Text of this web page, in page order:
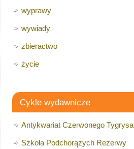
wyprawy
wywiady
zbieractwo
życie
Cykle wydawnicze
Antykwariat Czerwonego Tygrysa
Szkoła Podchorążych Rezerwy